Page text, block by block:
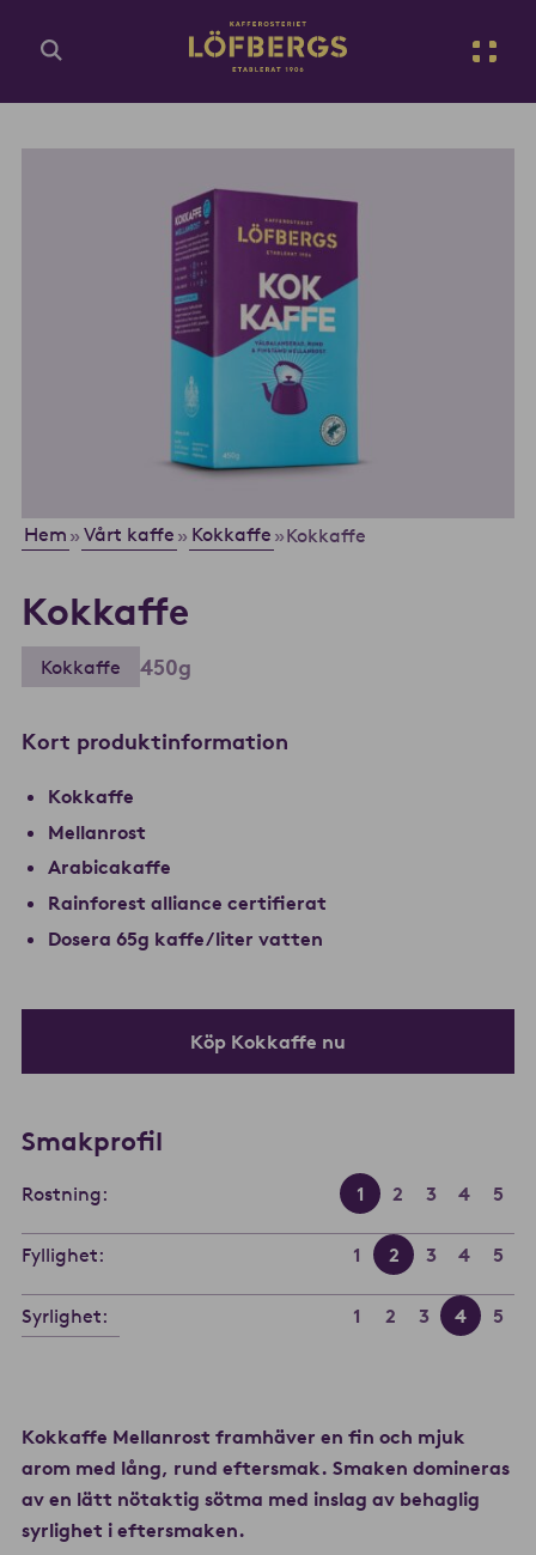
Gå till huvudinnehåll
Sv
Ange din sökfråga...
Hem » Vårt kaffe » Kokkaffe »Kokkaffe
Kokkaffe
Kokkaffe 450g
Kort produktinformation
Kokkaffe
Mellanrost
Arabicakaffe
Rainforest alliance certifierat
Dosera 65g kaffe/liter vatten
Köp Kokkaffe nu
Smakprofil
Rostning: 1 2 3 4 5
Fyllighet: 1 2 3 4 5
Syrlighet: 1 2 3 4 5
Kokkaffe Mellanrost framhäver en fin och mjuk
arom med lång, rund eftersmak. Smaken domineras
av en lätt nötaktig sötma med inslag av behaglig
syrlighet i eftersmaken.